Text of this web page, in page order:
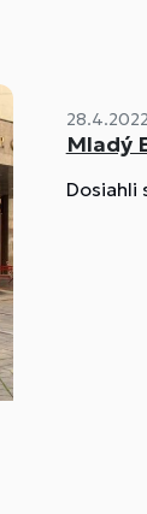
28.4.2022
Mladý
Dosiahli